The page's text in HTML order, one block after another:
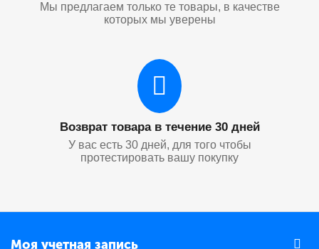
Мы предлагаем только те товары, в качестве
которых мы уверены
Возврат товара в течение 30 дней
У вас есть 30 дней, для того чтобы
протестировать вашу покупку
Моя учетная запись